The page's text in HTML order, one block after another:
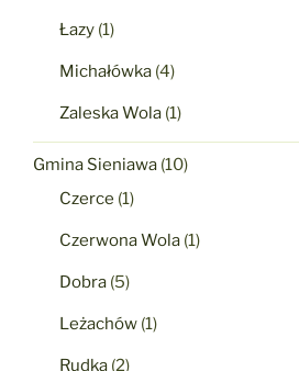
Łazy (1)
Michałówka (4)
Zaleska Wola (1)
Gmina Sieniawa (10)
Czerce (1)
Czerwona Wola (1)
Dobra (5)
Leżachów (1)
Rudka (2)